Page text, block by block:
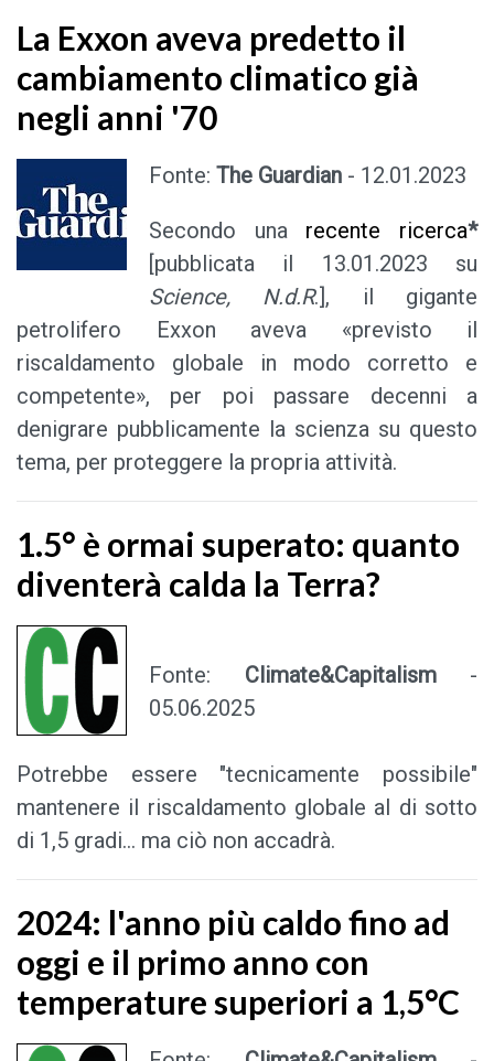
La Exxon aveva predetto il
cambiamento climatico già
negli anni '70
Fonte: The Guardian - 12.01.2023
Secondo una recente ricerca*
[pubblicata il 13.01.2023 su
Science,
N.d.R.], il gigante
petrolifero Exxon aveva «previsto il
riscaldamento globale in modo corretto e
competente», per poi passare decenni a
denigrare pubblicamente la scienza su questo
tema, per proteggere la propria attività.
1.5° è ormai superato: quanto
diventerà calda la Terra?
Fonte: Climate&Capitalism-
05.06.2025
Potrebbe essere "tecnicamente possibile"
mantenere il riscaldamento globale al di sotto
di 1,5 gradi... ma ciò non accadrà.
2024: l'anno più caldo fino ad
oggi e il primo anno con
temperature superiori a 1,5°C